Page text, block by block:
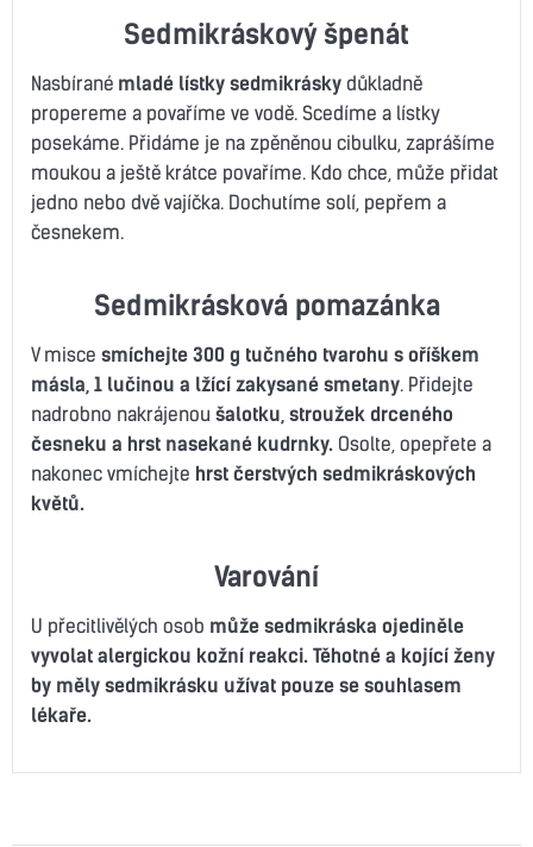
Sedmikráskový špenát
Nasbírané mladé lístky sedmikrásky důkladně
propereme a povaříme ve vodě. Scedíme a lístky
posekáme. Přidáme je na zpěněnou cibulku, zaprášíme
moukou a ještě krátce povaříme. Kdo chce, může přidat
jedno nebo dvě vajíčka. Dochutíme solí, pepřem a
česnekem.
Sedmikrásková pomazánka
V misce smíchejte 300 g tučného tvarohu s oříškem
másla, 1 lučinou a lžící zakysané smetany. Přidejte
nadrobno nakrájenou šalotku, stroužek drceného
česneku a hrst nasekané kudrnky. Osolte, opepřete a
nakonec vmíchejte hrst čerstvých sedmikráskových
květů.
Varování
U přecitlivělých osob může sedmikráska ojediněle
vyvolat alergickou kožní reakci. Těhotné a kojící ženy
by měly sedmikrásku užívat pouze se souhlasem
lékaře.